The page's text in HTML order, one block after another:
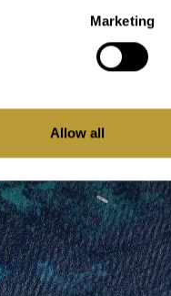
Marketing
Allow all